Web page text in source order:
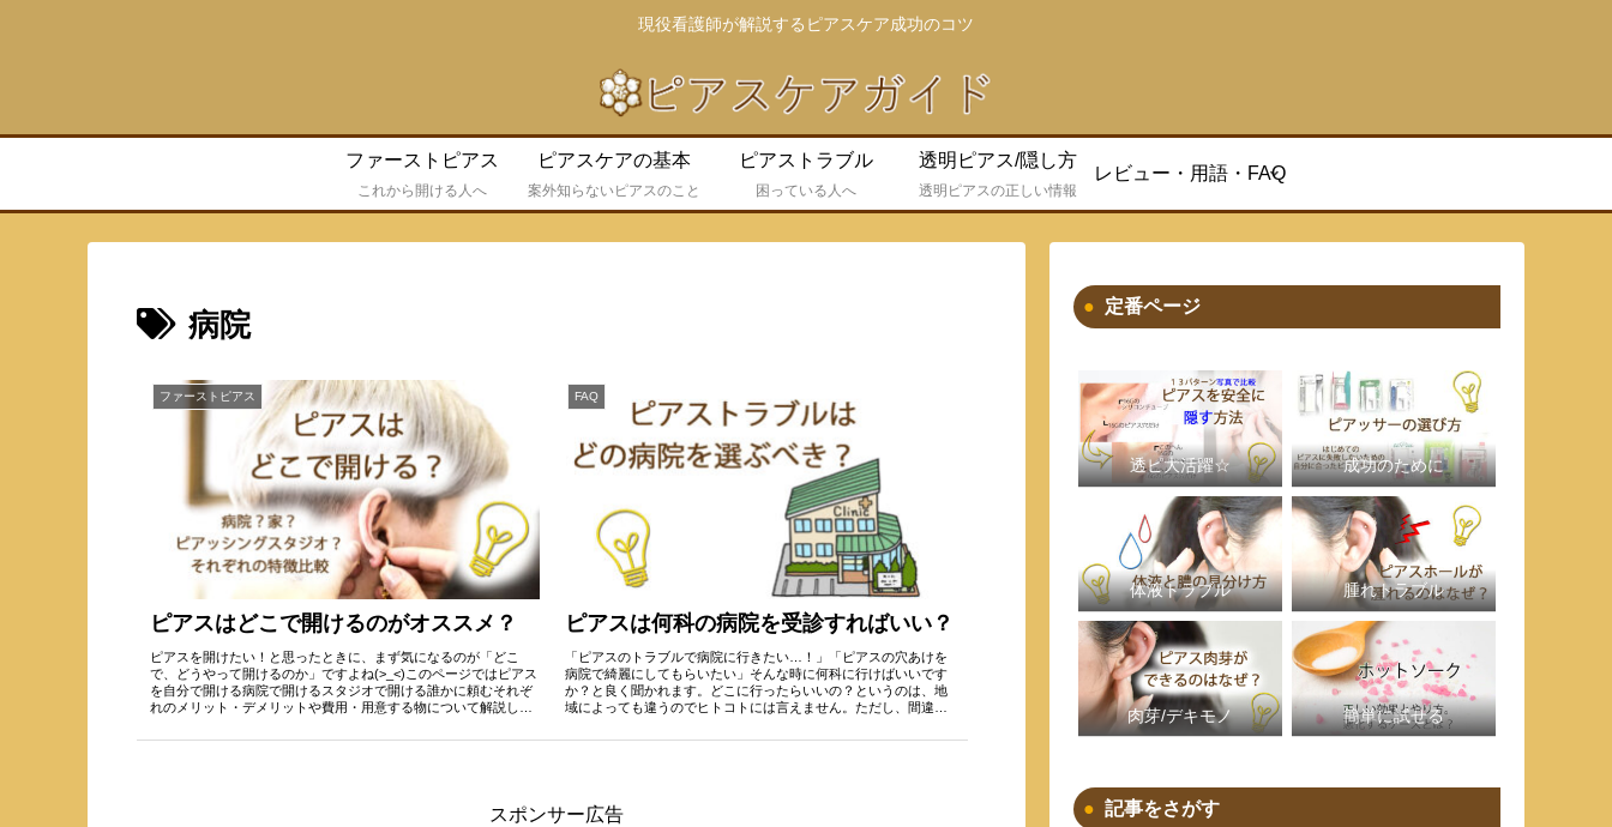
現役看護師が解説するピアスケア成功のコツ
ファーストピアス
これから開ける人へ
ピアスケアの基本
案外知らないピアスのこと
ピアストラブル
困っている人へ
透明ピアス/隠し方
透明ピアスの正しい情報
レビュー・用語・FAQ
病院
ファーストピアス
ピアスはどこで開けるのがオススメ？
ピアスを開けたい！と思ったときに、まず気になるのが「どこ
で、どうやって開けるのか」ですよね(>_<)このページではピアス
を自分で開ける病院で開けるスタジオで開ける誰かに頼むそれぞ
れのメリット・デメリットや費用・用意する物について解説しま
FAQ
ピアスは何科の病院を受診すればいい？
「ピアスのトラブルで病院に行きたい…！」「ピアスの穴あけを
病院で綺麗にしてもらいたい」そんな時に何科に行けばいいです
か？と良く聞かれます。どこに行ったらいいの？というのは、地
域によっても違うのでヒトコトには言えません。ただし、間違っ
スポンサー広告
定番ページ
透ピ大活躍☆ 成功のために
体液トラブル 腫れトラブル
肉芽/デキモノ 簡単に試せる
記事をさがす